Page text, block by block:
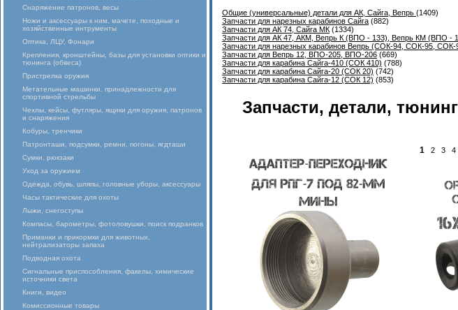
Снаряжение патронов, весы
Ножи и аксессуары к ним, мачете, походные и
хозяйственные интрументы
Оптика, ЛЦУ, Фонари
Крепления, кронштейны, базы для установки оптики и
тюнинга (обвеса)
Пристрелка оружия
Метательные машинки, принадлежности для
спортивной стрельбы
Чехлы, кейсы, футляры, ящики для оружия, патронов
и снаряжения
Кобуры, тренчики
Патронташи, подсумки, ремни, погоны, ягдташи
Сумки, рюкзаки
Уход за оружием
Одежда, обувь, шляпы, головные уборы, аксессуары
Часы тактические для охоты
Лыжи, снегоступы
Компасы, барометры, фотоловушки, поиск подранков
Приманки и прикормки для животных,
нейтрализаторы запаха
Подводная охота
Сигнальные приспособления, факелы, химические
источники света
Книги, видео
Комиссионные товары
Общие (универсальные) детали для АК, Сайга, Вепрь (1409)
Запчасти для нарезных карабинов Сайга (882)
Запчасти для АК 74, Сайга МК (1334)
Запчасти для АК 47, АКМ, Вепрь К (ВПО - 133), Вепрь КМ (ВПО
Запчасти для нарезных карабинов Вепрь (СОК-94, СОК-95,
Запчасти для Вепрь 12, ВПО-205, ВПО-206 (669)
Запчасти для карабина Сайга-410 (СОК 410) (788)
Запчасти для карабина Сайга-20 (СОК 20) (742)
Запчасти для карабина Сайга-12 (СОК 12) (853)
Запчасти, детали,
1 2 3 4